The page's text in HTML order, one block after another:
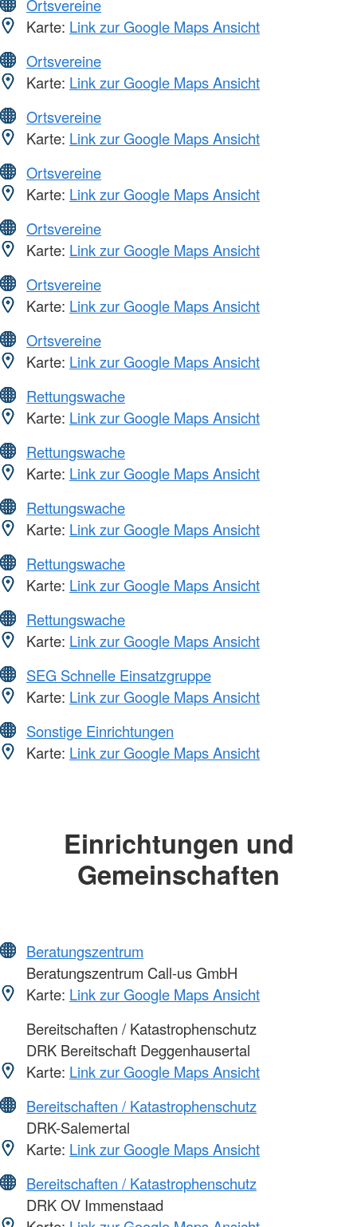
Ortsvereine
Karte: Link zur Google Maps Ansicht
Ortsvereine
Karte: Link zur Google Maps Ansicht
Ortsvereine
Karte: Link zur Google Maps Ansicht
Ortsvereine
Karte: Link zur Google Maps Ansicht
Ortsvereine
Karte: Link zur Google Maps Ansicht
Ortsvereine
Karte: Link zur Google Maps Ansicht
Ortsvereine
Karte: Link zur Google Maps Ansicht
Rettungswache
Karte: Link zur Google Maps Ansicht
Rettungswache
Karte: Link zur Google Maps Ansicht
Rettungswache
Karte: Link zur Google Maps Ansicht
Rettungswache
Karte: Link zur Google Maps Ansicht
Rettungswache
Karte: Link zur Google Maps Ansicht
SEG Schnelle Einsatzgruppe
Karte: Link zur Google Maps Ansicht
Sonstige Einrichtungen
Karte: Link zur Google Maps Ansicht
Einrichtungen und
Gemeinschaften
Beratungszentrum
Beratungszentrum Call-us GmbH
Karte: Link zur Google Maps Ansicht
Bereitschaften / Katastrophenschutz
DRK Bereitschaft Deggenhausertal
Karte: Link zur Google Maps Ansicht
Bereitschaften / Katastrophenschutz
DRK-Salemertal
Karte: Link zur Google Maps Ansicht
Bereitschaften / Katastrophenschutz
DRK OV Immenstaad